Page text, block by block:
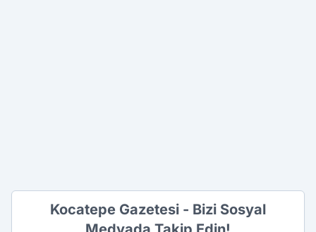
Kocatepe Gazetesi - Bizi Sosyal